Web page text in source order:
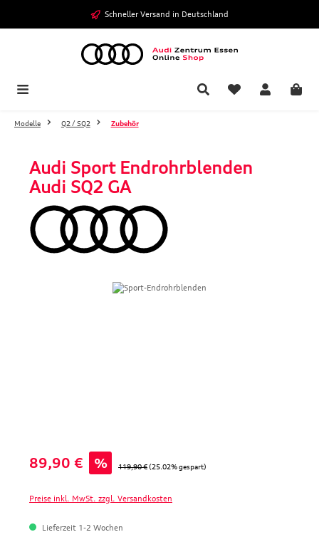
Zum Hauptinhalt springen Schneller Versand in Deutschland
Modelle Q2 / SQ2 Zubehör
Audi Sport Endrohrblenden
Audi SQ2 GA
Bildergalerie überspringen
Verkaufspreis:
89,90 € % Regulärer Preis:
119,90 € (25.02% gespart)
Preise inkl. MwSt. zzgl. Versandkosten
Lieferzeit 1-2 Wochen